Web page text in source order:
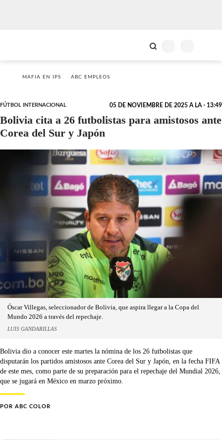
MAFIA EN IPS ABC EMPLEOS
FÚTBOL INTERNACIONAL 05 DE NOVIEMBRE DE 2025 A LA - 13:49
Bolivia cita a 26 futbolistas para amistosos ante
Corea del Sur y Japón
Óscar Villegas, seleccionador de Bolivia, que aspira llegar a la Copa del
Mundo 2026 a través del repechaje.
LUIS GANDARILLAS
Bolivia dio a conocer este martes la nómina de los 26 futbolistas que
disputarán los partidos amistosos ante Corea del Sur y Japón, en la fecha FIFA
de este mes, como parte de su preparación para el repechaje del Mundial 2026,
que se jugará en México en marzo próximo.
POR ABC COLOR